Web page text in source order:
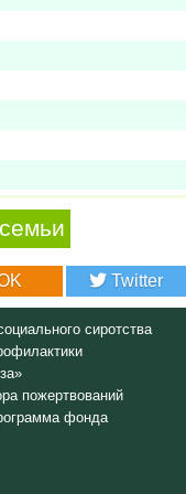
Twitter
сиротства
пожертвований
фонда